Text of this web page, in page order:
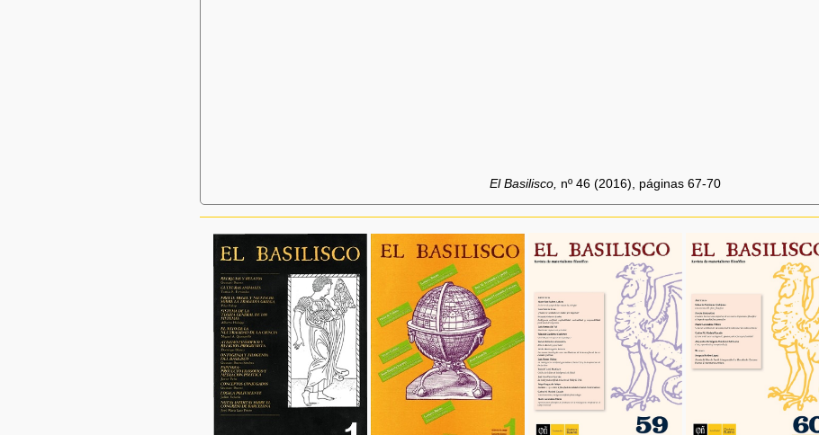
El Basilisco, nº 46 (2016), páginas 67-70